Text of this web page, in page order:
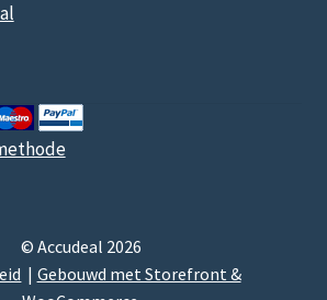
© Accudeal 2026
Gebouwd met Storefront &